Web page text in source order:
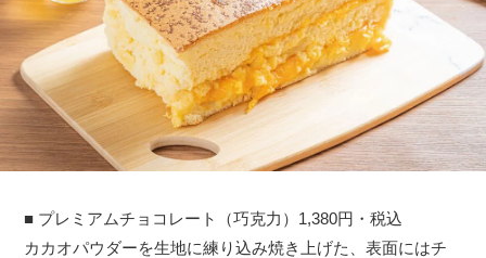
■ プレミアムチョコレート（巧克力）1,380円・税込
カカオパウダーを生地に練り込み焼き上げた、表面にはチ